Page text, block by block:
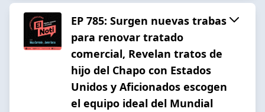
EP 785: Surgen nuevas trabas
para renovar tratado
comercial, Revelan tratos de
hijo del Chapo con Estados
Unidos y Aficionados escogen
el equipo ideal del Mundial